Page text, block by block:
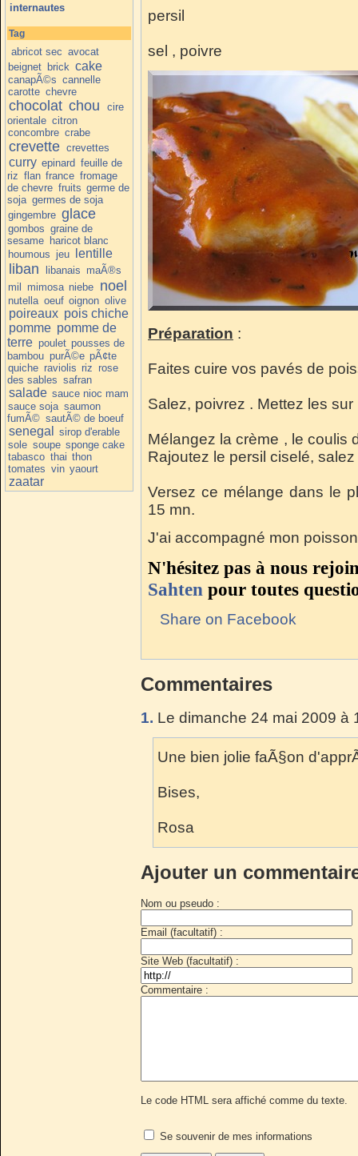
internautes
Tag
abricot sec avocat
beignet brick cake
canapÃ©s cannelle
carotte chevre
chocolat chou
cire
orientale citron
concombre crabe
crevette crevettes
curry epinard feuille de
riz flan france fromage
de chevre fruits germe de
soja germes de soja
gingembre glace
gombos graine de
sesame haricot blanc
houmous jeu lentille
liban libanais maÃ®s
mil mimosa niebe noel
nutella oeuf oignon olive
poireaux pois chiche
pomme pomme de
terre poulet pousses de
bambou purÃ©e pÃ¢te
quiche raviolis riz rose
des sables safran
salade sauce nioc mam
sauce soja saumon
fumÃ© sautÃ© de boeuf
senegal
sirop d'erable
sole soupe sponge cake
tabasco thai thon
tomates vin yaourt
zaatar
persil
sel , poivre
Préparation :
Faites cuire vos pavés de
Salez, poivrez . Mettez les
Mélangez la crème , le coulis
Rajoutez le persil ciselé,
Versez ce mélange dans le
15 mn.
J'ai accompagné mon
N'hésitez pas à nous
Sahten pour toutes
Share on Facebook
Commentaires
1. Le dimanche 24 mai 2009 à
Une bien jolie faÃ§on
Bises,
Rosa
Ajouter un
Nom ou pseudo :
Email (facultatif) :
Site Web (facultatif) :
Commentaire :
Le code HTML sera affiché comme du texte.
Se souvenir de mes informations